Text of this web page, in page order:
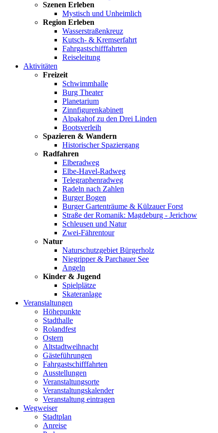
Szenen Erleben
Mystisch und Unheimlich
Region Erleben
Wasserstraßenkreuz
Kutsch- & Kremserfahrt
Fahrgastschifffahrten
Reiseleitung
Aktivitäten
Freizeit
Schwimmhalle
Burg Theater
Planetarium
Zinnfigurenkabinett
Alpakahof zu den Drei Linden
Bootsverleih
Spazieren & Wandern
Historischer Spaziergang
Radfahren
Elberadweg
Elbe-Havel-Radweg
Telegraphenradweg
Radeln nach Zahlen
Burger Bogen
Burger Gartenträume & Külzauer Forst
Straße der Romanik: Magdeburg - Jerichow
Schleusen und Natur
Zwei-Fährentour
Natur
Naturschutzgebiet Bürgerholz
Niegripper & Parchauer See
Angeln
Kinder & Jugend
Spielplätze
Skateranlage
Veranstaltungen
Höhepunkte
Stadthalle
Rolandfest
Ostern
Altstadtweihnacht
Gästeführungen
Fahrgastschifffahrten
Ausstellungen
Veranstaltungsorte
Veranstaltungskalender
Veranstaltung eintragen
Wegweiser
Stadtplan
Anreise